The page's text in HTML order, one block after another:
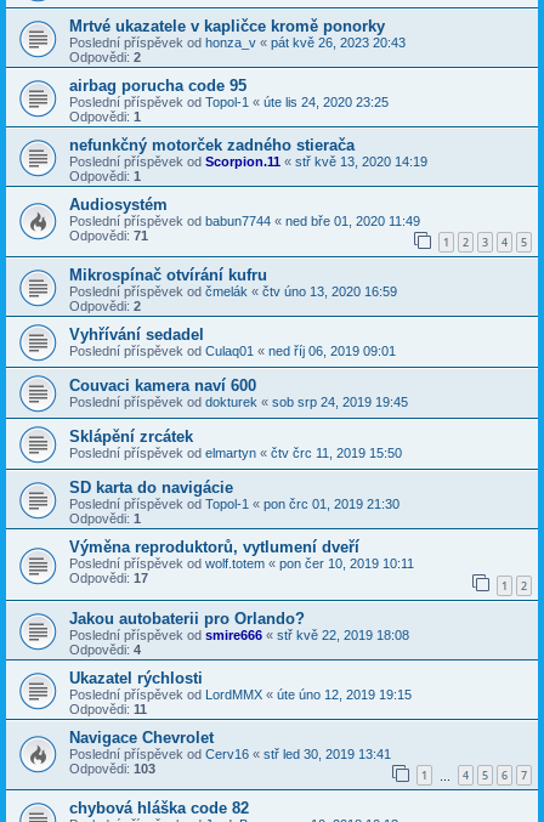
Mrtvé ukazatele v kapličce kromě ponorky
Poslední příspěvek od honza_v « pát kvě 26, 2023 20:43
Odpovědi: 2
airbag porucha code 95
Poslední příspěvek od Topol-1 « úte lis 24, 2020 23:25
Odpovědi: 1
nefunkčný motorček zadného stierača
Poslední příspěvek od Scorpion.11 « stř kvě 13, 2020 14:19
Odpovědi: 1
Audiosystém
Poslední příspěvek od babun7744 « ned bře 01, 2020 11:49
Odpovědi: 71 1 2 3 4 5
Mikrospínač otvírání kufru
Poslední příspěvek od čmelák « čtv úno 13, 2020 16:59
Odpovědi: 2
Vyhřívání sedadel
Poslední příspěvek od Culaq01 « ned říj 06, 2019 09:01
Couvaci kamera naví 600
Poslední příspěvek od dokturek « sob srp 24, 2019 19:45
Sklápění zrcátek
Poslední příspěvek od elmartyn « čtv črc 11, 2019 15:50
SD karta do navigácie
Poslední příspěvek od Topol-1 « pon črc 01, 2019 21:30
Odpovědi: 1
Výměna reproduktorů, vytlumení dveří
Poslední příspěvek od wolf.totem « pon čer 10, 2019 10:11
Odpovědi: 17 1 2
Jakou autobaterii pro Orlando?
Poslední příspěvek od smire666 « stř kvě 22, 2019 18:08
Odpovědi: 4
Ukazatel rýchlosti
Poslední příspěvek od LordMMX « úte úno 12, 2019 19:15
Odpovědi: 11
Navigace Chevrolet
Poslední příspěvek od Cerv16 « stř led 30, 2019 13:41
Odpovědi: 103 1 4 5 6 7
chybová hláška code 82